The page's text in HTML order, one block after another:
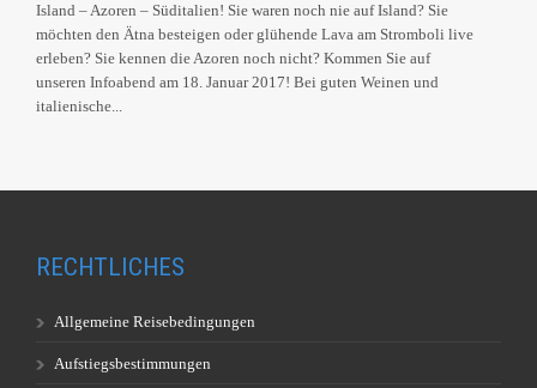
Island – Azoren – Süditalien! Sie waren noch nie auf Island? Sie
möchten den Ätna besteigen oder glühende Lava am Stromboli live
erleben? Sie kennen die Azoren noch nicht? Kommen Sie auf
unseren Infoabend am 18. Januar 2017! Bei guten Weinen und
italienische...
RECHTLICHES
Allgemeine Reisebedingungen
Aufstiegsbestimmungen